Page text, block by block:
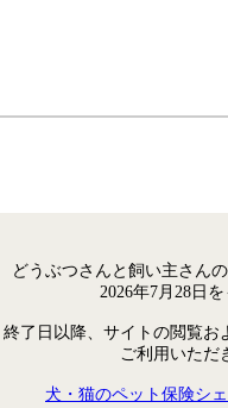
どうぶつさんと飼い主さん
2026年7月28日
終了日以降、サイトの閲覧お
ご利用いただ
犬・猫のペット保険シ